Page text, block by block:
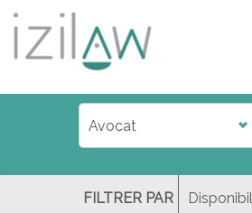
jdadi
fl
FILTRER PAR